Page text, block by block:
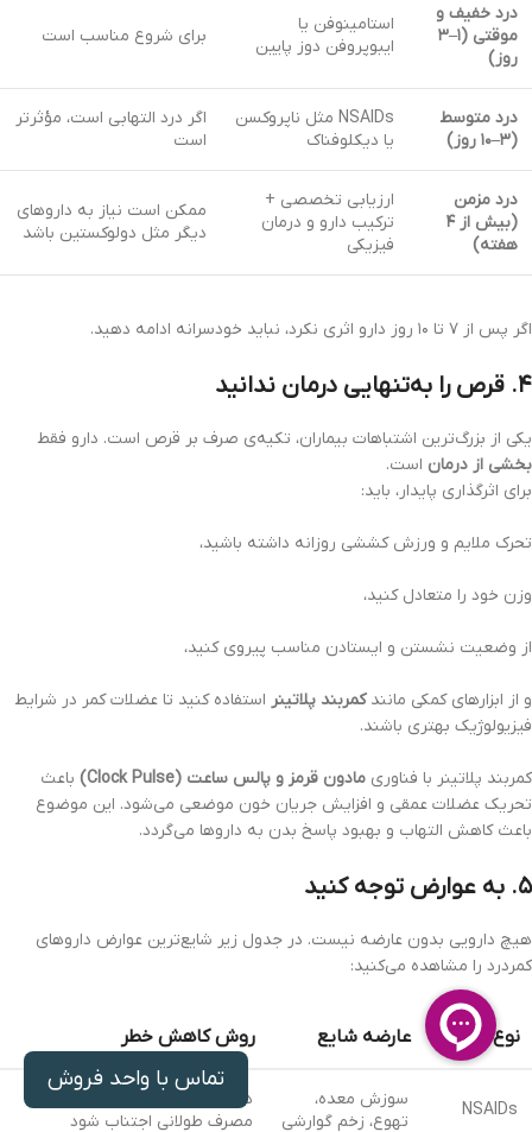
درد خفیف و
موقتی (۱–۳
روز)
استامینوفن یا
ایبوپروفن دوز پایین
برای شروع مناسب است
درد متوسط
(۳–۱۰ روز)
NSAIDs مثل ناپروکسن
یا دیکلوفناک
اگر درد التهابی است، مؤثرتر
است
درد مزمن
(بیش از ۴
هفته)
ارزیابی تخصصی +
ترکیب دارو و درمان
فیزیکی
ممکن است نیاز به داروهای
دیگر مثل دولوکستین باشد
اگر پس از ۷ تا ۱۰ روز دارو اثری نکرد، نباید خودسرانه ادامه دهید.
۴. قرص را به‌تنهایی درمان ندانید
یکی از بزرگ‌ترین اشتباهات بیماران، تکیه‌ی صرف بر قرص است. دارو فقط
بخشی از درمان است.
برای اثرگذاری پایدار، باید:
تحرک ملایم و ورزش کششی روزانه داشته باشید،
وزن خود را متعادل کنید،
از وضعیت نشستن و ایستادن مناسب پیروی کنید،
و از ابزارهای کمکی مانندکمربند پلاتینر استفاده کنید تا عضلات کمر در شرایط
فیزیولوژیک بهتری باشند.
کمربند پلاتینر با فناوری مادون قرمز و پالس ساعت (Clock Pulse)
باعث
تحریک عضلات عمقی و افزایش جریان خون موضعی می‌شود. این موضوع
باعث کاهش التهاب و بهبود پاسخ بدن به داروها می‌گردد.
۵. به عوارض توجه کنید
هیچ دارویی بدون عارضه نیست. در جدول زیر شایع‌ترین عوارض داروهای
کمردرد را مشاهده می‌کنید:
نوع دارو عارضه شایع روش کاهش خطر
NSAIDs
سوزش معده،
تهوع، زخم گوارشی
همراه غذا یا شیر مصرف شود، از
مصرف طولانی اجتناب شود
تماس با واحد فروش